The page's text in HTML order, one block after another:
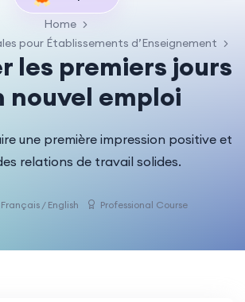
Home
pour Établissements d’Enseignement
les premiers jours
nouvel emploi
une première impression positive et
relations de travail solides.
/ English Professional Course